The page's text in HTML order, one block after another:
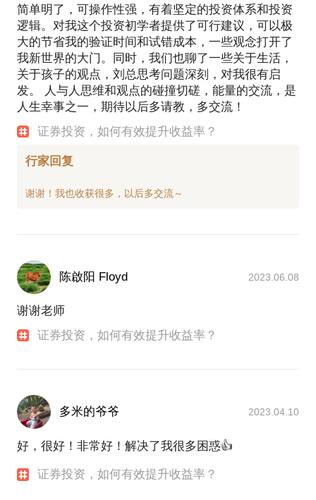
简单明了，可操作性强，有着坚定的投资体系和投资
逻辑。对我这个投资初学者提供了可行建议，可以极
大的节省我的验证时间和试错成本，一些观念打开了
我新世界的大门。同时，我们也聊了一些关于生活，
关于孩子的观点，刘总思考问题深刻，对我很有启
发。 人与人思维和观点的碰撞切磋，能量的交流，是
人生幸事之一，期待以后多请教，多交流！
证券投资，如何有效提升收益率？
行家回复
陈啟阳 Floyd 2023.06.08
谢谢老师
证券投资，如何有效提升收益率？
多米的爷爷 2023.04.10
好，很好！非常好！解决了我很多困惑👍
证券投资，如何有效提升收益率？